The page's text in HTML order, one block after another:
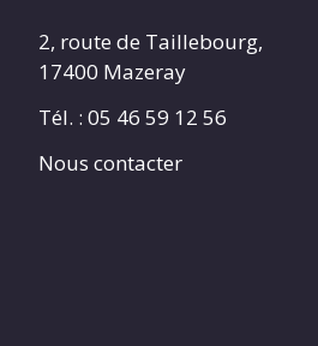
2, route de Taillebourg,
17400 Mazeray
Tél. : 05 46 59 12 56
Nous contacter